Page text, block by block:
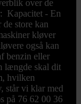
over de
Kapacitet - En
store kan
kløver
også kan
benzin eller
længde skal dit
hvilken
står vi klar med
på 76 62 00 36